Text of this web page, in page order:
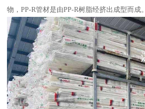
物，PP-R管材是由PP-R树脂经挤出成型而成。